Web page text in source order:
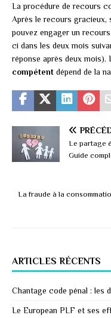
La procédure de recours
Après le recours gracieux,
pouvez engager un
ci dans les deux mois
réponse après deux mois).
compétent dépend de la
Le partage
Guide
La fraude à la
ARTICLES RÉCENTS
Chantage code pénal : les
Le European PLF et ses